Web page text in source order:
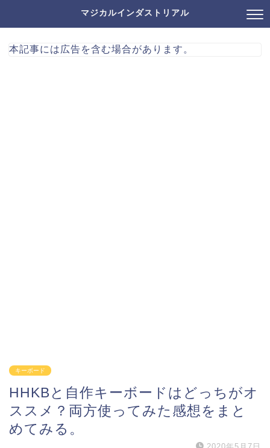
マジカルインダストリアル
本記事には広告を含む場合があります。
キーボード
HHKBと自作キーボードはどっちがオ
ススメ？両方使ってみた感想をまと
めてみる。